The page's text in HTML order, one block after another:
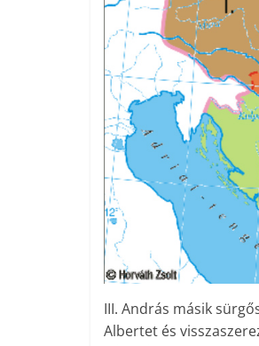
III. András másik
Albertet és